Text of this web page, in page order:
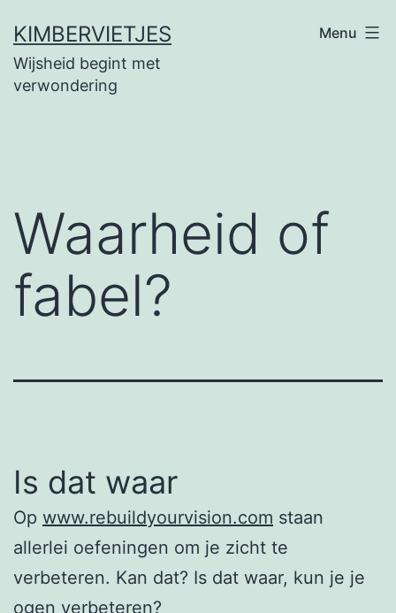
naar
de
KIMBERVIETJES
Wijsheid begint met
verwondering
Menu
Waarheid of
fabel?
Is dat waar
Op www.rebuildyourvision.com staan
allerlei oefeningen om je zicht te
verbeteren. Kan dat? Is dat waar, kun je je
ogen verbeteren?